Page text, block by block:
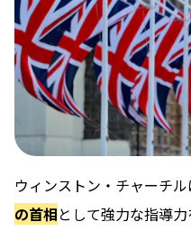
ウィンストン・チャーチル
の首相として強力な指導